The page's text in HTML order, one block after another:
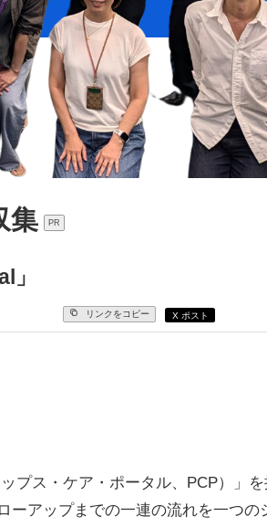
集 PR
リンクをコピー X ポスト
プス・ケア・ポータル、PCP）」
ーアップまでの一連の流れを一つの